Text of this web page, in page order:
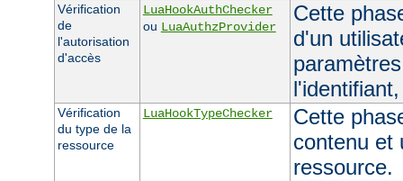
Vérification
de
l'autorisation
d'accès
LuaHookAuthChecker
ou LuaAuthzProvider
Cette
d'un
Vérification
du type de la
ressource
LuaHookTypeChecker
Cette
contenu et
ressource.